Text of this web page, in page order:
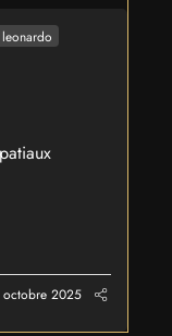
leonardo
2025